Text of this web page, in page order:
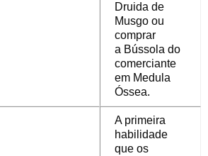
Druida de
Musgo ou
comprar
a Bússola do
comerciante
em Medula
Óssea.
A primeira
habilidade
que os